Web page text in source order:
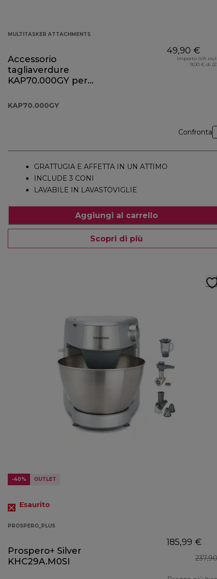
MULTITASKER ATTACHMENTS
Accessorio
tagliaverdure
KAP70.000GY per
KAP70.000GY
49,90 €
Importo IVA
9,00 € di
Confronta
GRATTUGIA E AFFETTA IN UN ATTIMO
INCLUDE 3 CONI
LAVABILE IN LAVASTOVIGLIE
Aggiungi al carrello
Scopri di più
-40% OUTLET
Esaurito
PROSPERO_PLUS
Prospero+ Silver
KHC29A.M0SI
185,99 €